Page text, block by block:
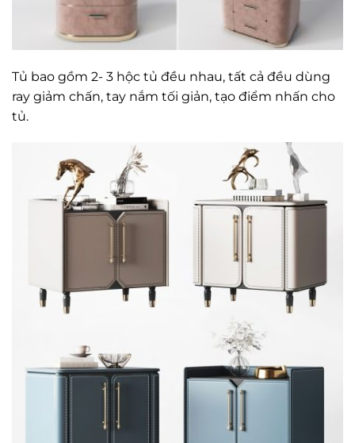
Tủ bao gồm 2- 3 hộc tủ đều nhau, tất cả đều dùng
ray giảm chấn, tay nắm tối giản, tạo điểm nhấn cho
tủ.